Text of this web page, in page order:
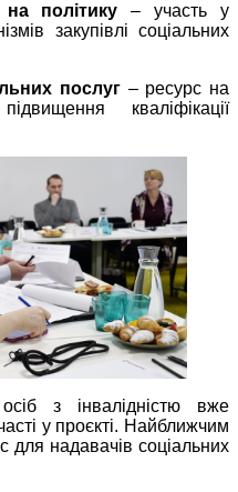
політику – участь у
закупівлі соціальних
послуг– ресурс на
кваліфікації
з інвалідністю вже
у проєкті. Найближчим
для надавачів соціальних